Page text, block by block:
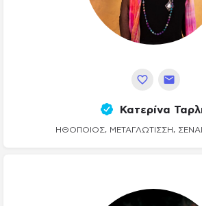
Κατερίνα
ΗΘΟΠΟΙΌΣ, ΜΕΤΑΓΛΏΤΙΣΣΗ,